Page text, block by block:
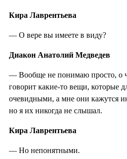
Кира Лаврентьева
— О вере вы имеете в виду?
Диакон Анатолий Медведев
— Вообще не понимаю просто, о
говорит какие-то вещи, которые
очевидными, а мне они кажутся
но я их никогда не слышал.
Кира Лаврентьева
— Но непонятными.